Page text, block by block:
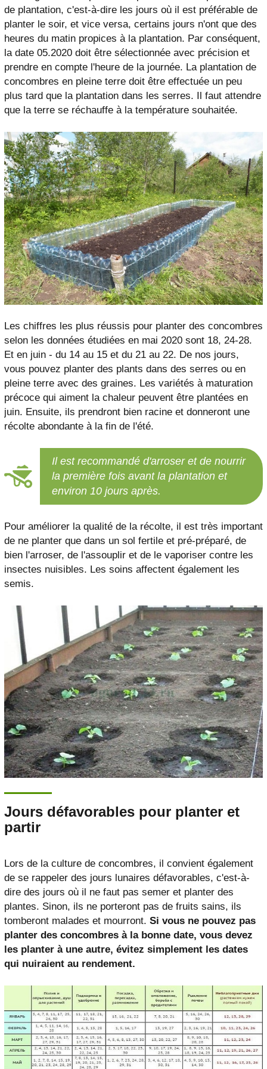
de plantation, c'est-à-dire les jours où il est préférable de
planter le soir, et vice versa, certains jours n'ont que des
heures du matin propices à la plantation. Par conséquent,
la date 05.2020 doit être sélectionnée avec précision et
prendre en compte l'heure de la journée. La plantation de
concombres en pleine terre doit être effectuée un peu
plus tard que la plantation dans les serres. Il faut attendre
que la terre se réchauffe à la température souhaitée.
Les chiffres les plus réussis pour planter des concombres
selon les données étudiées en mai 2020 sont 18, 24-28.
Et en juin - du 14 au 15 et du 21 au 22. De nos jours,
vous pouvez planter des plants dans des serres ou en
pleine terre avec des graines. Les variétés à maturation
précoce qui aiment la chaleur peuvent être plantées en
juin. Ensuite, ils prendront bien racine et donneront une
récolte abondante à la fin de l'été.
Il est recommandé d'arroser et de nourrir
la première fois avant la plantation et
environ 10 jours après.
Pour améliorer la qualité de la récolte, il est très important
de ne planter que dans un sol fertile et pré-préparé, de
bien l'arroser, de l'assouplir et de le vaporiser contre les
insectes nuisibles. Les soins affectent également les
semis.
Jours défavorables pour planter et
partir
Lors de la culture de concombres, il convient également
de se rappeler des jours lunaires défavorables, c'est-à-
dire des jours où il ne faut pas semer et planter des
plantes. Sinon, ils ne porteront pas de fruits sains, ils
tomberont malades et mourront. Si vous ne pouvez pas
planter des concombres à la bonne date, vous devez
les planter à une autre, évitez simplement les dates
qui nuiraient au rendement.